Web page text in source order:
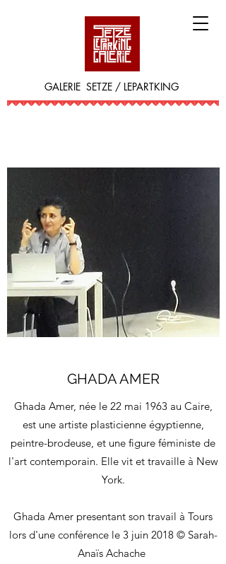
GALERIE SETZE / LEPARTKING
GHADA AMER
Ghada Amer, née le 22 mai 1963 au Caire,
est une artiste plasticienne égyptienne,
peintre-brodeuse, et une figure féministe de
l'art contemporain. Elle vit et travaille à New
York.
Ghada Amer presentant son travail à Tours
lors d'une conférence le 3 juin 2018 © Sarah-
Anaïs Achache